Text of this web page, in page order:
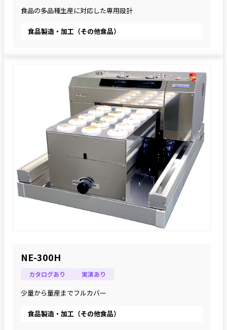
食品の多品種生産に対応した専用設計
食品製造・加工（その他食品）
NE-300H
カタログあり 実演あり
少量から量産までフルカバー
食品製造・加工（その他食品）